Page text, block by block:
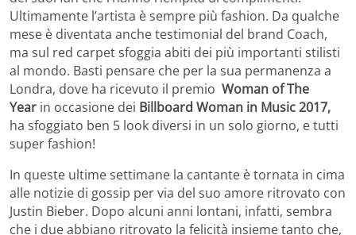
Ultimamente l’artista è sempre più fashion. Da qualche
mese è diventata anche testimonial del brand Coach,
ma sul red carpet sfoggia abiti dei più importanti stilisti
al mondo. Basti pensare che per la sua permanenza a
Londra, dove ha ricevuto il premio Woman of The
Year in occasione dei Billboard Woman in Music 2017,
ha sfoggiato ben 5 look diversi in un solo giorno, e tutti
super fashion!
In queste ultime settimane la cantante è tornata in cima
alle notizie di gossip per via del suo amore ritrovato con
Justin Bieber. Dopo alcuni anni lontani, infatti, sembra
che i due abbiano ritrovato la felicità insieme tanto che,